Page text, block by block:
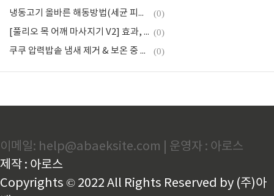
냉동고기 올바른 해동방법(세균 피하기)+ 냉장 보관기간은? (0)
[풀리오 목 어깨 마사지기 V2] 효과, 리뷰, 후기 및 저렴하게 구매 (0)
쿠쿠 압력밥솥 냄새 제거 & 보온 중 냄새 해결 방법 (0)
이메일: help@abaeksite.com | 운영자 : 아로스
제작 : 아로스
Copyrights © 2022 All Rights Reserved by (주)아